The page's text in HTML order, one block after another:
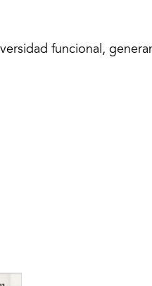
funcional,